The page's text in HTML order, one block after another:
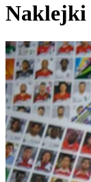
Naklejki